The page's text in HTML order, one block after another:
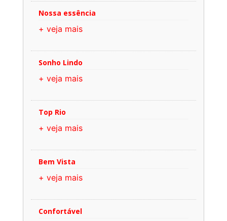
Nossa essência
+ veja mais
Sonho Lindo
+ veja mais
Top Rio
+ veja mais
Bem Vista
+ veja mais
Confortável